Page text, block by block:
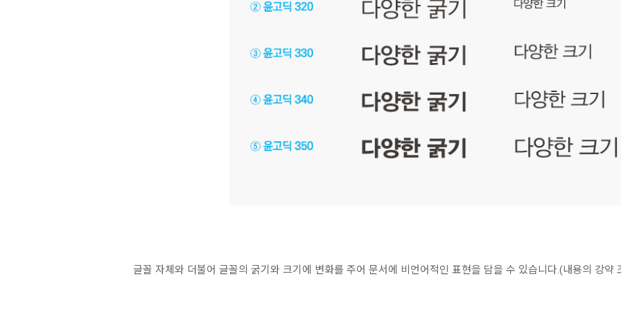
글꼴 자체와 더불어 글꼴의 굵기와 크기에 변화를 주어 문서에 비언어적인 표현을 담을 수 있습니다.(내용의 강약